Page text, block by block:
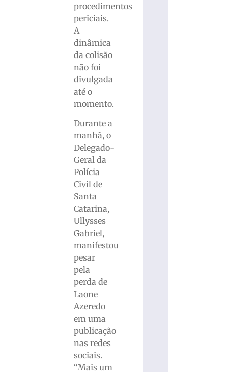
procedimentos
periciais.
A
dinâmica
da colisão
não foi
divulgada
até o
momento.
Durante a
manhã, o
Delegado-
Geral da
Polícia
Civil de
Santa
Catarina,
Ullysses
Gabriel,
manifestou
pesar
pela
perda de
Laone
Azeredo
em uma
publicação
nas redes
sociais.
“Mais um